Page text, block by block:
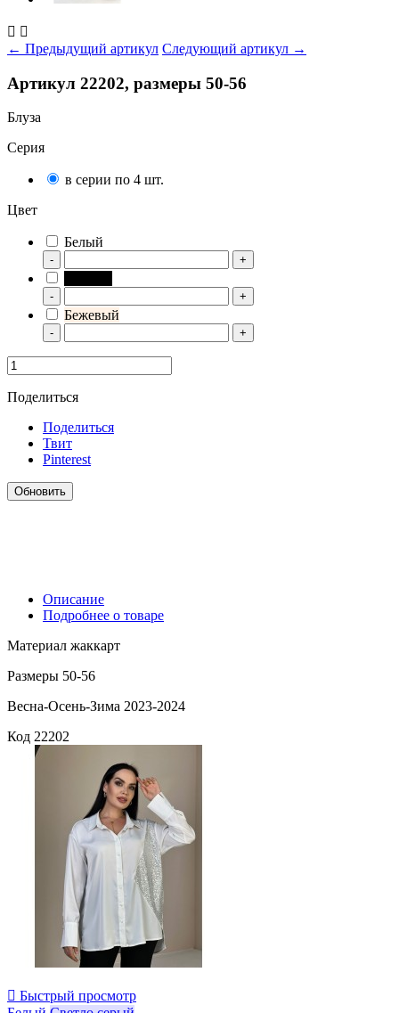
 
← Предыдущий артикул Следующий артикул →
Артикул 22202, размеры 50-56
Блуза
Серия
в серии по 4 шт.
Цвет
Белый
- +
- +
Бежевый
- +
Поделиться
Поделиться
Твит
Pinterest
Описание
Подробнее о товаре
Материал жаккарт
Размеры 50-56
Весна-Осень-Зима 2023-2024
Код 22202
 Быстрый просмотр